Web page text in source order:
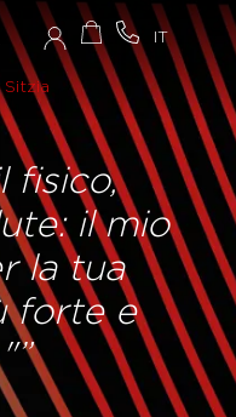
Sitzia
fisico,
il mio
la tua
forte e